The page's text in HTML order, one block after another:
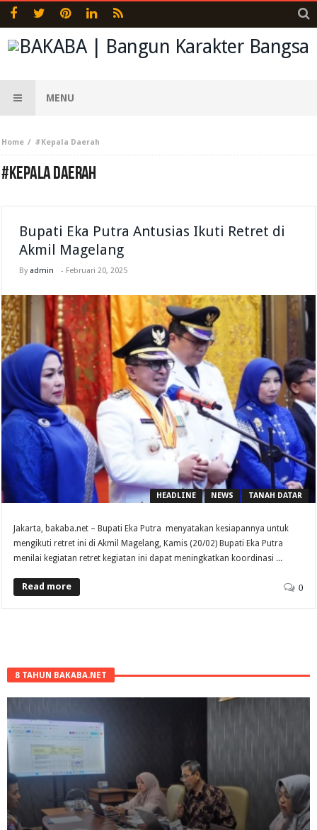
MENU
Home #Kepala Daerah
#KEPALA DAERAH
Bupati Eka Putra Antusias Ikuti Retret di
Akmil Magelang
By admin - Februari 20, 2025
HEADLINE NEWS TANAH DATAR
Jakarta, bakaba.net – Bupati Eka Putra menyatakan kesiapannya untuk
mengikuti retret ini di Akmil Magelang, Kamis (20/02) Bupati Eka Putra
menilai kegiatan retret kegiatan ini dapat meningkatkan koordinasi ...
Read more 0
8 TAHUN BAKABA.NET